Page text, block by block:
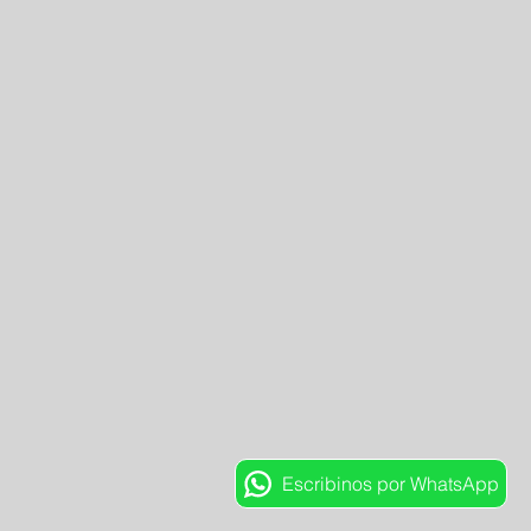
Escribinos por WhatsApp